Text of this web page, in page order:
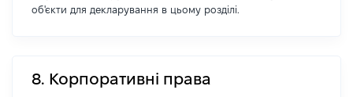
об'єкти для декларування в цьому розділі.
8. Корпоративні права